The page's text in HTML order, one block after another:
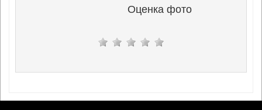
Оценка фото